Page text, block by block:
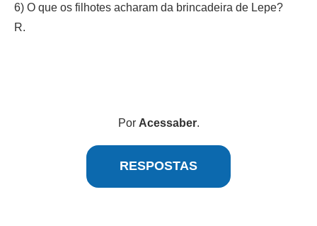
6) O que os filhotes acharam da brincadeira de Lepe?
R.
Por Acessaber.
RESPOSTAS